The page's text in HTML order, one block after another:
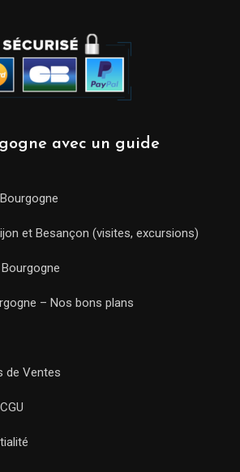
avec un guide
et Besançon (visites, excursions)
– Nos bons plans
de Ventes